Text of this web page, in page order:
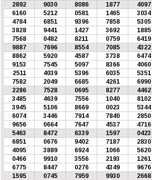
2892
9030 8086 1877 4097
6160
5212 0581 1465 3034
4784
6851 9396 7858 5305
3828
9441 1427 3692 1885
7568
0482 8211 0759 6419
9887
7696 8554 7085 4322
8862
5920 4587 3738 6474
9153
7545 5097 8366 4060
2511
4039 5396 6035 5351
7582
2049 6685 4261 6990
2286
7528 0695 8277 4462
3485
4639 7556 1040 8102
3945
5106 8669 0023 5344
6074
3446 7914 7840 2850
9656
0664 7647 4537 4716
5463
8472 6339 1597 0423
6851
0676 9402 7187 2830
4095
3889 6924 1066 5620
0466
9910 3556 2193 1261
6775
8447 0276 4349 9676
1595
0745 7959 9930 2668